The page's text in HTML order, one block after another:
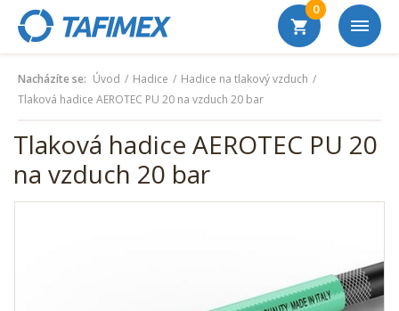
0
Nacházíte se: Úvod Hadice
Hadice na tlakový vzduch
Tlaková hadice AEROTEC PU 20 na vzduch 20 bar
Tlaková hadice AEROTEC PU 20
na vzduch 20 bar